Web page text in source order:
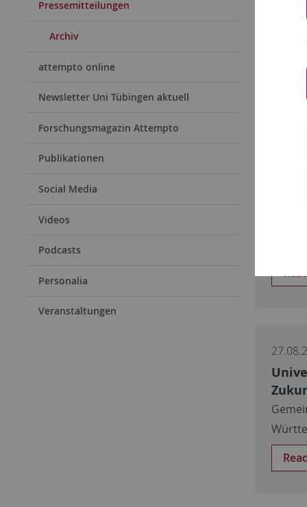
Pressemitteilungen
Archiv
attempto online
Newsletter Uni Tübingen aktuell
Forschungsmagazin Attempto
Publikationen
Social Media
Videos
Podcasts
Personalia
Veranstaltungen
die